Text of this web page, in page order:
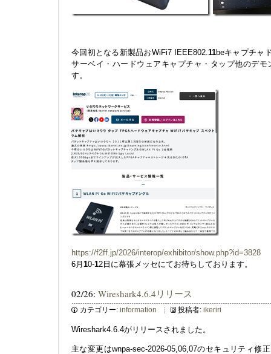
今回初となる新製品おWiFi7 IEEE802.11beキャプチャ
サーベイ・ハードウェアキャプチャ・タップ他のデ
す。
https://f2ff.jp/2026/interop/exhibitor/show.php?id=3828
6月 10-12日に幕張メッセにてお待ちしております。
02/26: Wireshark4.6.4リリース
カテゴリー: information 投稿者: ikeriri
Wireshark4.6.4がリリースされました。
主な変更はwnpa-sec-2026-05,06,07のセキュリティ修